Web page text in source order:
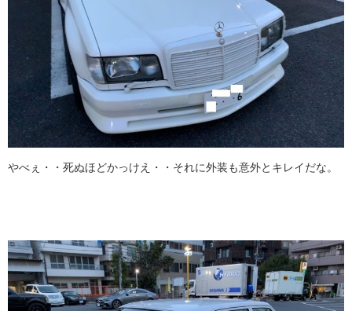
やべぇ・・死ぬほどかっけえ・・それに外装も意外とキレイだな。